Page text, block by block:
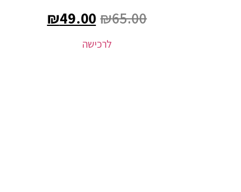
₪65.00
₪49.00
לרכישה